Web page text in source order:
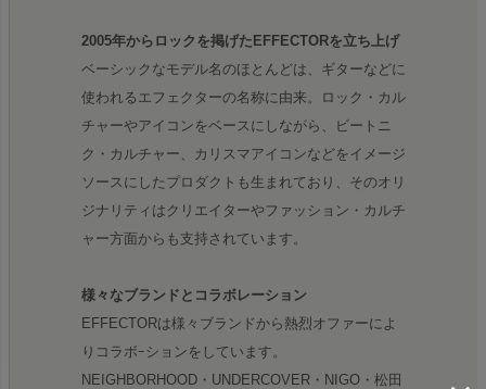
2005年からロックを掲げたEFFECTORを立ち上げ
ベーシックなモデル名のほとんどは、ギターなどに
使われるエフェクターの名称に由来。ロック・カル
チャーやアイコンをベースにしながら、ビートニ
ク・カルチャー、カリスマアイコンなどをイメージ
ソースにしたプロダクトも生まれており、そのオリ
ジナリティはクリエイターやファッション・カルチ
ャー方面からも支持されています。
様々なブランドとコラボレーション
EFFECTORは様々ブランドから熱烈オファーによ
りコラボｰションをしています。
NEIGHBORHOOD・UNDERCOVER・NIGO・松田